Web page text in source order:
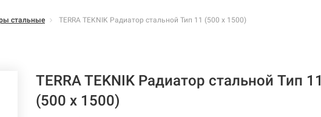
стальные TERRA TEKNIK Радиатор стальной Тип 11 (500 x 1500)
TERRA TEKNIK Радиатор стальной Тип 11
(500 x 1500)